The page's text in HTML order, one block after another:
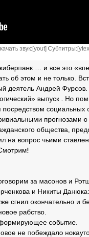
звук:[yout] Субтитры:[
… и все это
об этом и не только.
деятель Андрей
выпуск . Но
социальных
прогнозами
общества,
на вопрос чьими
за масонов и
и Никиты
сгнил окончательно и
рабство.
событие.
не побеждало